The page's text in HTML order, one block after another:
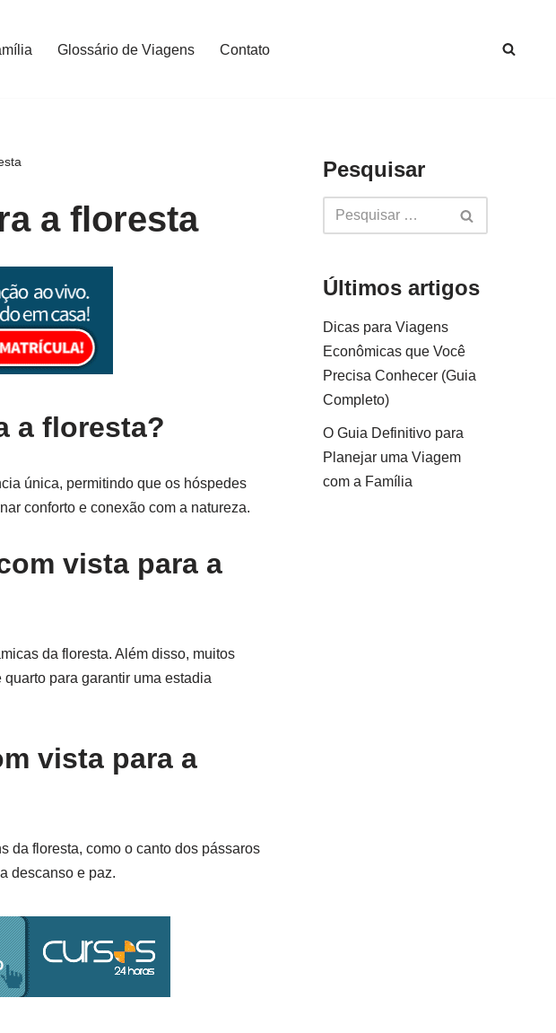
Glossário de Viagens Contato
a floresta
a floresta?
única, permitindo que os hóspedes
conforto e conexão com a natureza.
vista para a
da floresta. Além disso, muitos
para garantir uma estadia
vista para a
da floresta, como o canto dos pássaros
descanso e paz.
Pesquisar
Últimos artigos
Dicas para Viagens
Econômicas que Você
Precisa Conhecer (Guia
Completo)
O Guia Definitivo para
Planejar uma Viagem
com a Família